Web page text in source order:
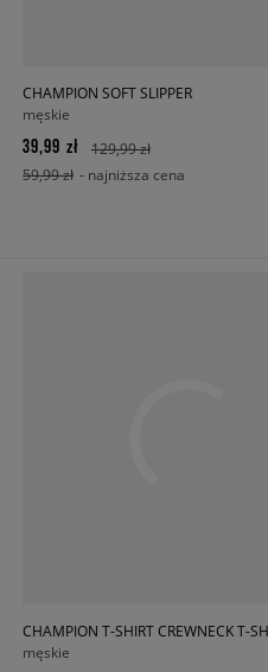
CHAMPION SOFT SLIPPER
męskie
39,99 zł
129,99 zł
59,99 zł - najniższa cena
CHAMPION T-SHIRT CREWNECK T-
męskie